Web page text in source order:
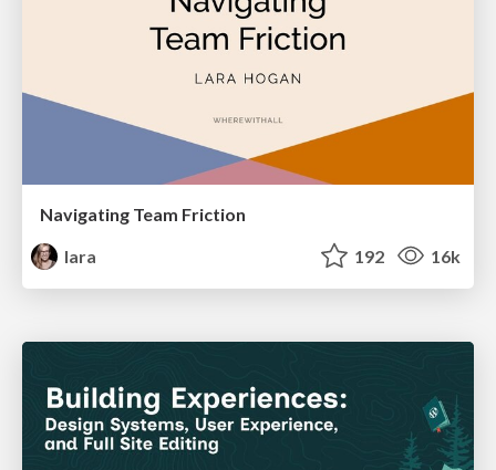
Navigating Team Friction
lara
192 16k